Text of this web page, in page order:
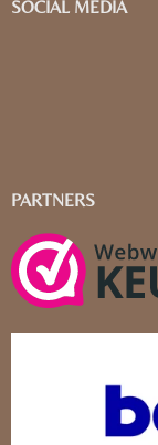
SOCIAL MEDIA
PARTNERS